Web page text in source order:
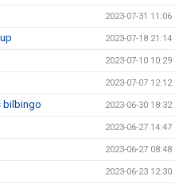
2023-07-31 11:06
2023-07-18 21:14
2023-07-10 10:29
2023-07-07 12:12
bilbingo 2023-06-30 18:32
2023-06-27 14:47
2023-06-27 08:48
2023-06-23 12:30